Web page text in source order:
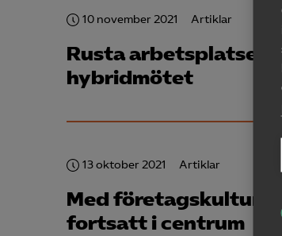
10 november 2021 Artiklar
Rusta arbetsplatsen
hybridmötet
13 oktober 2021 Artiklar
Med företagskulturen
fortsatt i centrum